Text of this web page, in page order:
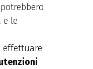
e le
effettuare